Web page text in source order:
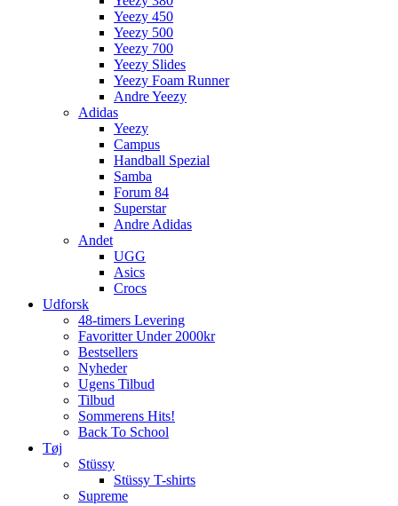
Yeezy 450
Yeezy 500
Yeezy 700
Yeezy Slides
Yeezy Foam Runner
Andre Yeezy
Adidas
Yeezy
Campus
Handball Spezial
Samba
Forum 84
Superstar
Andre Adidas
Andet
UGG
Asics
Crocs
Udforsk
48-timers Levering
Favoritter Under 2000kr
Bestsellers
Nyheder
Ugens Tilbud
Tilbud
Sommerens Hits!
Back To School
Tøj
Stüssy
Stüssy T-shirts
Supreme